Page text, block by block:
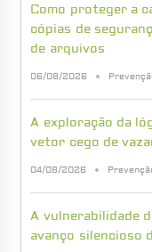
Como proteger a
cópias de
de arquivos
06/08/2026
A exploração da
vetor cego de
04/08/2026
A vulnerabilidade
avanço silencioso